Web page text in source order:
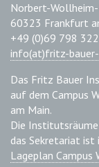
Norbert-
60323 Frankfurt
+49 (0)69 798
info(at)fritz-
Das Fritz Bauer
auf dem Campus
am Main.
Die Institutsräume
das Sekretariat ist
Lageplan Campus